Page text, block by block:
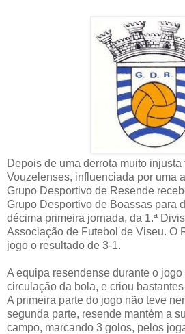
Depois de uma derrota muito
Vouzelenses, influenciada por uma
Grupo Desportivo de Resende
Grupo Desportivo de Boassas para
décima primeira jornada, da 1.ª
Associação de Futebol de Viseu. O
jogo o resultado de 3-1.
A equipa resendense durante o jogo
circulação da bola, e criou
A primeira parte do jogo não teve
segunda parte, resende mantém a
campo, marcando 3 golos, pelos